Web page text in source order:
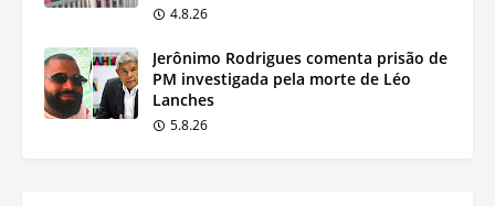
4.8.26
Jerônimo Rodrigues comenta prisão de
PM investigada pela morte de Léo
Lanches
5.8.26